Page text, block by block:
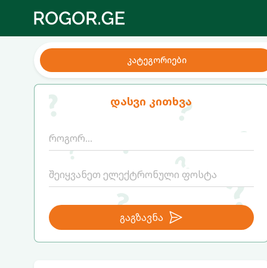
კატეგორიები
დასვი კითხვა
გაგზავნა